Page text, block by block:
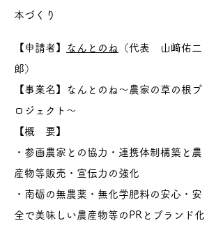
本づくり
【申請者】 なんとのね
（代表 山﨑佑二
郎）
【事業名】なんとのね～農家の草の根プ
ロジェクト～
【概 要】
・参画農家との協力・連携体制構築と農
産物等販売・宣伝力の強化
・南砺の無農薬・無化学肥料の安心・安
全で美味しい農産物等のPRとブランド化